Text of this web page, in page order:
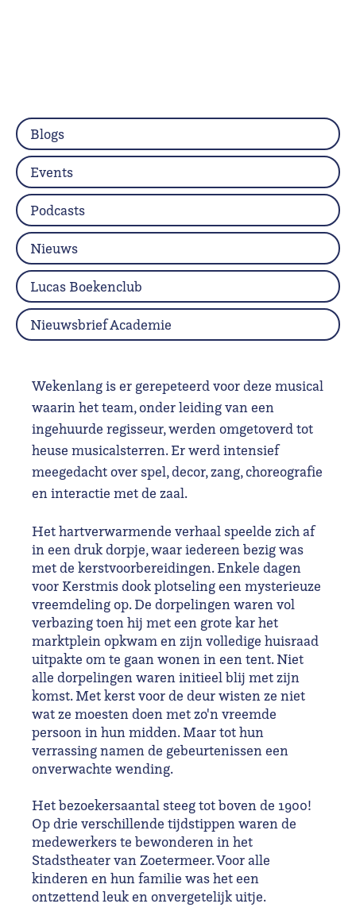
Wekenlang is er gerepeteerd voor deze musical
waarin het team, onder leiding van een
ingehuurde regisseur, werden omgetoverd tot
heuse musicalsterren. Er werd intensief
meegedacht over spel, decor, zang, choreografie
en interactie met de zaal.
Het hartverwarmende verhaal speelde zich af
in een druk dorpje, waar iedereen bezig was
met de kerstvoorbereidingen. Enkele dagen
voor Kerstmis dook plotseling een mysterieuze
vreemdeling op. De dorpelingen waren vol
verbazing toen hij met een grote kar het
marktplein opkwam en zijn volledige huisraad
uitpakte om te gaan wonen in een tent. Niet
alle dorpelingen waren initieel blij met zijn
komst. Met kerst voor de deur wisten ze niet
wat ze moesten doen met zo'n vreemde
persoon in hun midden. Maar tot hun
verrassing namen de gebeurtenissen een
onverwachte wending.
Het bezoekersaantal steeg tot boven de 1900!
Op drie verschillende tijdstippen waren de
medewerkers te bewonderen in het
Stadstheater van Zoetermeer. Voor alle
kinderen en hun familie was het een
ontzettend leuk en onvergetelijk uitje.
Blogs
Events
Podcasts
Nieuws
Lucas Boekenclub
Nieuwsbrief Academie